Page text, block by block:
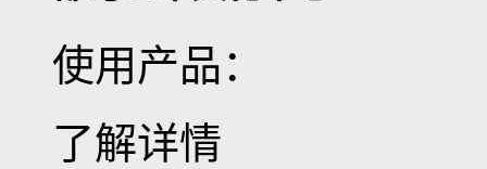
使用产品：
了解详情